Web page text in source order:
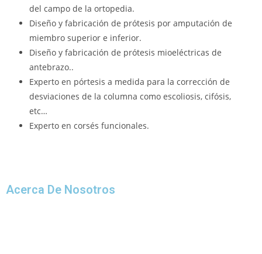
del campo de la ortopedia.
Diseño y fabricación de prótesis por amputación de
miembro superior e inferior.
Diseño y fabricación de prótesis mioeléctricas de
antebrazo..
Experto en pórtesis a medida para la corrección de
desviaciones de la columna como escoliosis, cifósis,
etc…
Experto en corsés funcionales.
Acerca De Nosotros